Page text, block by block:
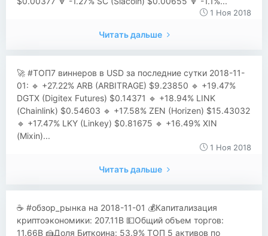
1 Ноя 2018
Читать дальше
🚀 #ТОП7 виннеров в USD за последние сутки 2018-11-
01: 🔹 +27.22% ARB (ARBITRAGE) $9.23850 🔹 +19.47%
DGTX (Digitex Futures) $0.14371 🔹 +18.94% LINK
(Chainlink) $0.54603 🔹 +17.58% ZEN (Horizen) $15.43032
🔹 +17.47% LKY (Linkey) $0.81675 🔹 +16.49% XIN
(Mixin)...
1 Ноя 2018
Читать дальше
☕ #обзор_рынка на 2018-11-01 💰Капитализация
криптоэкономики: 207.11B 💵Общий объем торгов:
11.66B 🍰Доля Биткоина: 53.9% ТОП 5 активов по